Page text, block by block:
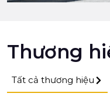
Thương
Tất cả thương hiệu